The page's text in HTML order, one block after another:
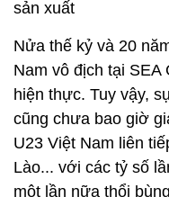
Nửa thế kỷ và 20
Nam vô địch tại
hiện thực. Tuy vậy,
cũng chưa bao giờ
U23 Việt Nam liên
Lào... với các tỷ số
một lần nữa thổi